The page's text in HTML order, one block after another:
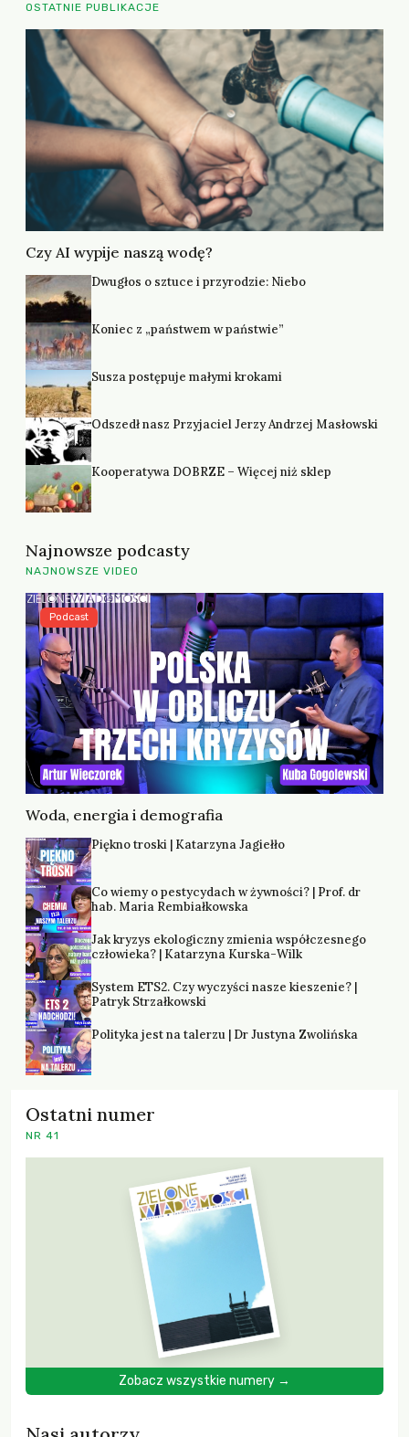
OSTATNIE PUBLIKACJE
Czy AI wypije naszą wodę?
Dwugłos o sztuce i przyrodzie: Niebo
Koniec z „państwem w państwie”
Susza postępuje małymi krokami
Odszedł nasz Przyjaciel Jerzy Andrzej Masłowski
Kooperatywa DOBRZE – Więcej niż sklep
Najnowsze podcasty
NAJNOWSZE VIDEO
Woda, energia i demografia
Podcast
Piękno troski | Katarzyna Jagiełło
Co wiemy o pestycydach w żywności? | Prof. dr
hab. Maria Rembiałkowska
Jak kryzys ekologiczny zmienia współczesnego
człowieka? | Katarzyna Kurska-Wilk
System ETS2. Czy wyczyści nasze kieszenie? |
Patryk Strzałkowski
Polityka jest na talerzu | Dr Justyna Zwolińska
Ostatni numer
NR 41
Zobacz wszystkie numery →